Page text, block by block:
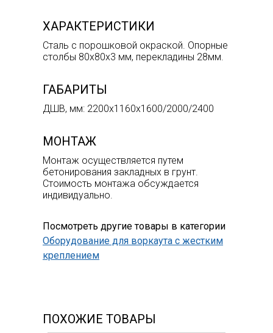
ХАРАКТЕРИСТИКИ
Сталь с порошковой окраской. Опорные
столбы 80х80х3 мм, перекладины 28мм.
ГАБАРИТЫ
ДШВ, мм: 2200х1160х1600/2000/2400
МОНТАЖ
Монтаж осуществляется путем
бетонирования закладных в грунт.
Стоимость монтажа обсуждается
индивидуально.
Посмотреть другие товары в категории
Оборудование для воркаута с жестким
креплением
ПОХОЖИЕ ТОВАРЫ